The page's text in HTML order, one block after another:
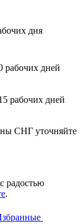
дня
рабочих дней
рабочих дней
СНГ уточняйте
радостью
.